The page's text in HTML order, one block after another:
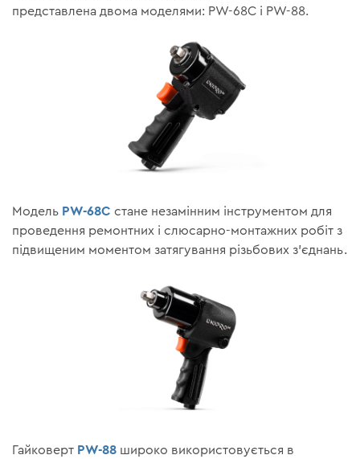
представлена двома моделями: PW-68C і PW-88.
Модель PW-68C стане незамінним інструментом для
проведення ремонтних і слюсарно-монтажних робіт з
підвищеним моментом затягування різьбових з'єднань.
Гайковерт PW-88 широко використовується в